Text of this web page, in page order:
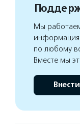
Мы
информация
по любому
Вместе мы